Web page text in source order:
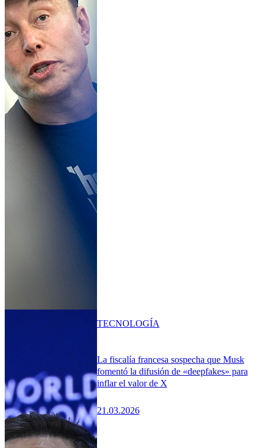
La fiscalía francesa sospecha que Musk
fomentó la difusión de «deepfakes» para
inflar el valor de X
21.03.2026
TECNOLOGÍA